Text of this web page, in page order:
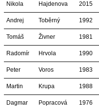
Nikola Hajdenova 2015
Andrej Toběrný 1992
Tomáš Živner 1981
Radomír Hrvola 1990
Peter Voros 1983
Martin Krupa 1988
Dagmar Popracová 1976